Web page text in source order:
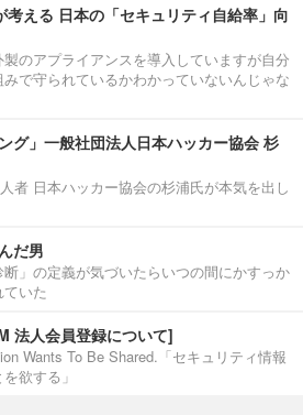
考える 日本の「セキュリティ自給率」向
のアプライアンスを導入していますが自分
で守られているかわかっていないんじゃな
グ」一般社団法人日本ハッカー協会 杉
者 日本ハッカー協会の杉浦氏が本気を出し
だ男
」の定義が気づいたらいつの間にかすっか
いた
法人会員登録について]
Wants To Be Shared.「セキュリティ情報
欲する」